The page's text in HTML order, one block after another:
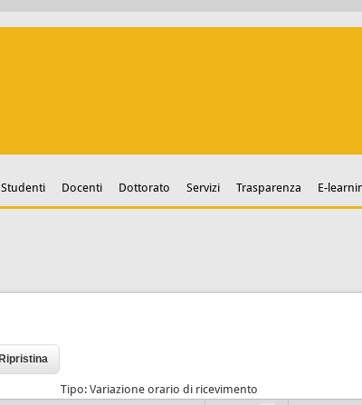
Studenti Docenti Dottorato Servizi Trasparenza E-
Tipo: Variazione orario di ricevimento